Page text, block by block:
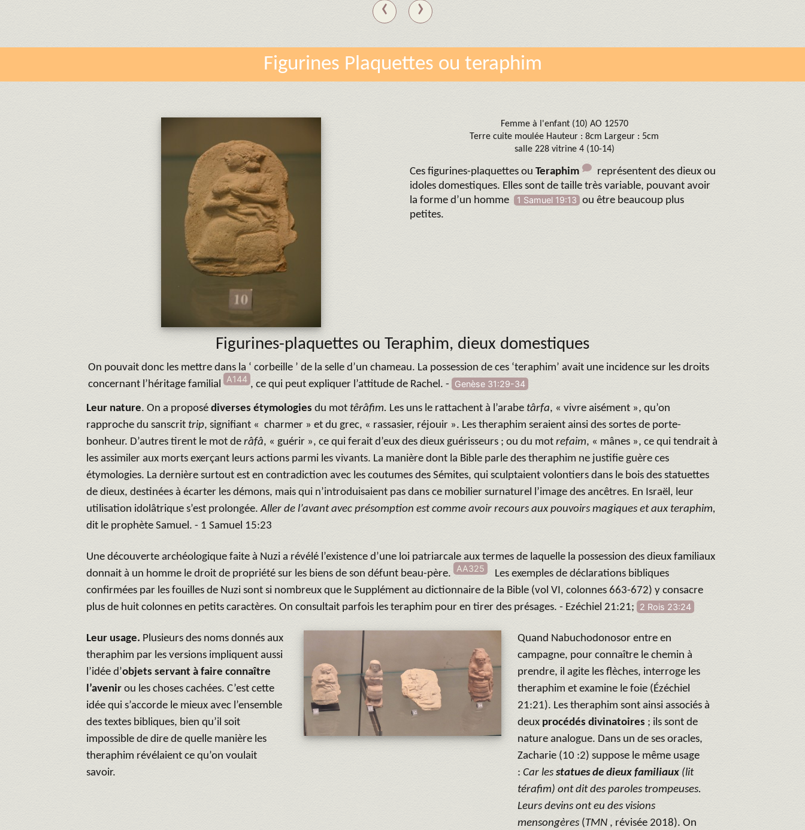
‹ ›
Figurines Plaquettes ou teraphim
Femme à l'enfant (10) AO 12570
Terre cuite moulée Hauteur : 8cm Largeur : 5cm
salle 228 vitrine 4 (10-14)
Ces figurines-plaquettes ou Teraphim
représentent des dieux ou
idoles domestiques. Elles sont de taille très variable, pouvant avoir
la forme d’un homme
1 Samuel 19:13 ou être beaucoup plus
petites.
Figurines-plaquettes ou Teraphim, dieux domestiques
On pouvait donc les mettre dans la ‘ corbeille ’ de la selle d’un chameau. La possession de ces ‘teraphim’ avait une incidence sur les droits
concernant l’héritage familial
A144 , ce qui peut expliquer l’attitude de Rachel. - Genèse 31:29-34
Leur nature. On a proposé diverses étymologies du mot têrâfim. Les uns le rattachent à l’arabe târfa, « vivre aisément », qu’on
rapproche du sanscrit trip, signifiant « charmer » et du grec, « rassasier, réjouir ». Les theraphim seraient ainsi des sortes de porte-
bonheur. D’autres tirent le mot de râfâ, « guérir », ce qui ferait d’eux des dieux guérisseurs ; ou du mot refaim, « mânes », ce qui tendrait à
les assimiler aux morts exerçant leurs actions parmi les vivants. La manière dont la Bible parle des theraphim ne justifie guère ces
étymologies. La dernière surtout est en contradiction avec les coutumes des Sémites, qui sculptaient volontiers dans le bois des statuettes
de dieux, destinées à écarter les démons, mais qui n’introduisaient pas dans ce mobilier surnaturel l’image des ancêtres. En Israël, leur
utilisation idolâtrique s’est prolongée.Aller de l’avant avec présomption est comme avoir recours aux pouvoirs magiques et aux teraphim,
dit le prophète Samuel. - 1 Samuel 15:23
Une découverte archéologique faite à Nuzi a révélé l’existence d’une loi patriarcale aux termes de laquelle la possession des dieux familiaux
donnait à un homme le droit de propriété sur les biens de son défunt beau-père.
AA325
Les exemples de déclarations bibliques
confirmées par les fouilles de Nuzi sont si nombreux que le Supplément au dictionnaire de la Bible (vol VI, colonnes 663-672) y consacre
plus de huit colonnes en petits caractères. On consultait parfois les teraphim pour en tirer des présages. - Ezéchiel 21:21;
2 Rois 23:24
Leur usage. Plusieurs des noms donnés aux
theraphim par les versions impliquent aussi
l’idée d’objets servant à faire connaître
l’avenir ou les choses cachées. C’est cette
idée qui s’accorde le mieux avec l’ensemble
des textes bibliques, bien qu’il soit
impossible de dire de quelle manière les
theraphim révélaient ce qu’on voulait
savoir.
Quand Nabuchodonosor entre en
campagne, pour connaître le chemin à
prendre, il agite les flèches, interroge les
theraphim et examine le foie (Ézéchiel
21:21). Les theraphim sont ainsi associés à
deux procédés divinatoires ; ils sont de
nature analogue. Dans un de ses oracles,
Zacharie (10 :2) suppose le même usage
: Car les statues de dieux familiaux (lit
térafim) ont dit des paroles trompeuses.
Leurs devins ont eu des visions
mensongères (TMN , révisée 2018). On